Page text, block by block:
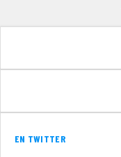
EN TWITTER